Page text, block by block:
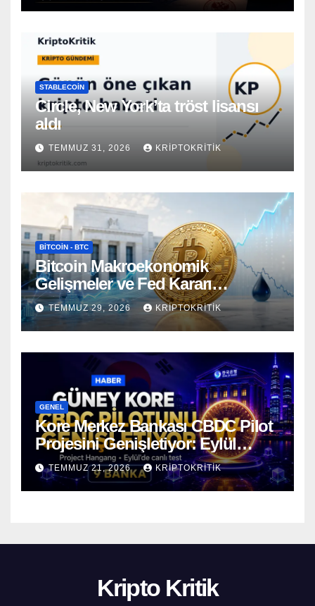
STABLECOIN
Circle, New York’ta tröst lisansı
aldı
TEMMUZ 31, 2026 KRIPTOKRITIK
BITCOIN - BTC
Bitcoin Makroekonomik
Gelişmeler ve Fed Kararı
Öncesinde Dalgalı Seyrediyor
TEMMUZ 29, 2026 KRIPTOKRITIK
GENEL
Kore Merkez Bankası CBDC Pilot
Projesini Genişletiyor: Eylül
Ayında Gerçek Transferler
Başlıyor
TEMMUZ 21, 2026 KRIPTOKRITIK
Kripto Kritik